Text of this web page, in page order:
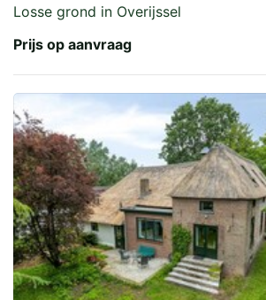
Losse grond in Overijssel
Prijs op aanvraag